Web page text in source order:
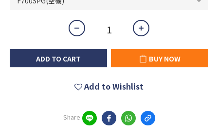
ADD TO CART BUY NOW
Add to Wishlist
Share